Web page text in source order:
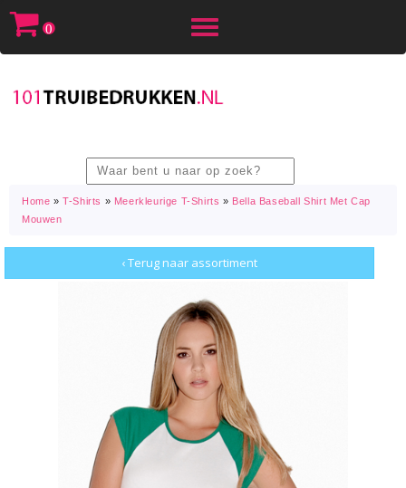
Toggle
0
Home »T-Shirts » Meerkleurige T-Shirts » Bella Baseball Shirt Met Cap
Mouwen
‹ Terug naar assortiment